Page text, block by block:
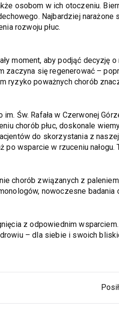
osobom w ich otoczeniu.
Najbardziej
rozwoju płuc.
moment, aby podjąć decyzję o
zaczyna się regenerować –
ryzyko poważnych chorób
Św. Rafała w Czerwonej
chorób płuc, doskonale
do skorzystania z
wsparcie w rzuceniu nałogu.
chorób związanych z
nowoczesne
z odpowiednim
– dla siebie i swoich